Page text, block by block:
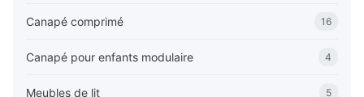
Canapé comprimé 16
Canapé pour enfants modulaire 4
Meubles de lit 5